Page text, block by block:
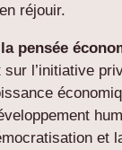
réjouir.
pensée
l’initiative
et